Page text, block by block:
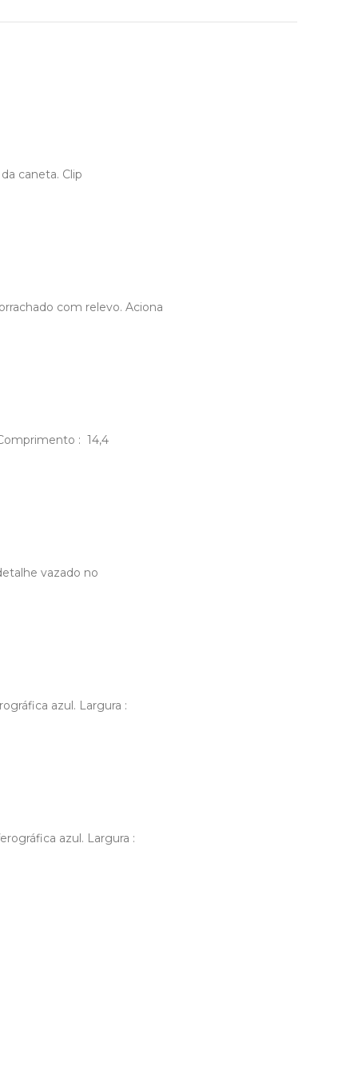
caneta. Clip
com relevo. Aciona
: 14,4
vazado no
azul. Largura :
azul. Largura :